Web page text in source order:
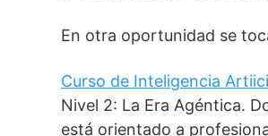
En otra oportunidad se
Curso de Inteligencia
Nivel 2: La Era Agéntica.
está orientado a